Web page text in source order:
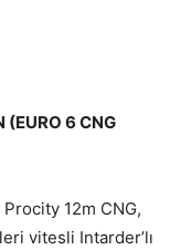
(EURO 6 CNG
12m CNG,
vitesli Intarder’lı